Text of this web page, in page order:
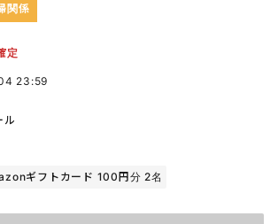
関係
定
23:59
ル
ギフトカード 100円分 2名